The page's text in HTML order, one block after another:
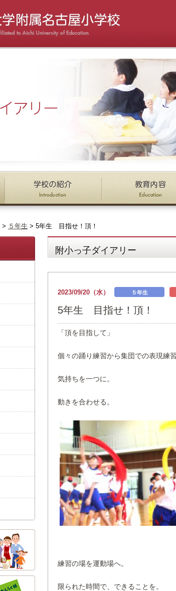
> ５年生 > 5年生 目指せ！頂！
附小っ子ダイアリー
2023/09/20（水） ５年生
5年生 目指せ！頂！
「頂を目指して」
個々の踊り練習から集団での表現練習
気持ちを一つに。
動きを合わせる。
練習の場を運動場へ。
限られた時間で、できることを。